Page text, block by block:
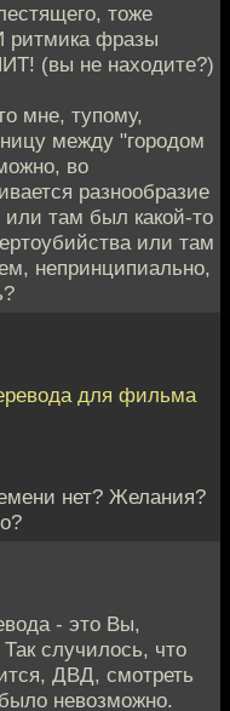
тоже
ритмика фразы
(вы не находите?)
мне, тупому,
между "городом
во
разнообразие
там был какой-то
или там
непринципиально,
для фильма
нет? Желания?
- это Вы,
случилось, что
ДВД, смотреть
невозможно.